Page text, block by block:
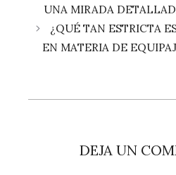
UNA MIRADA
¿QUÉ TAN ESTRICTA
EN MATERIA DE
DEJA UN